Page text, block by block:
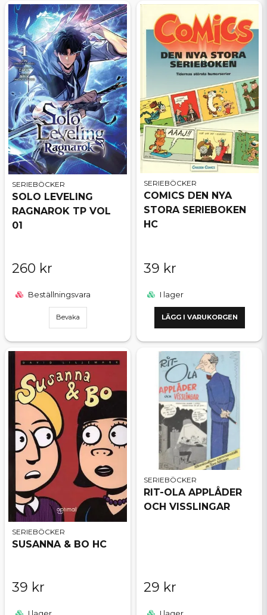
SERIEBÖCKER
SOLO LEVELING
RAGNAROK TP VOL
01
260 kr
Beställningsvara
Bevaka
SERIEBÖCKER
COMICS DEN NYA
STORA SERIEBOKEN
HC
39 kr
I lager
LÄGG I VARUKORGEN
SERIEBÖCKER
SUSANNA & BO HC
39 kr
I lager
SERIEBÖCKER
RIT-OLA APPLÅDER
OCH VISSLINGAR
29 kr
I lager